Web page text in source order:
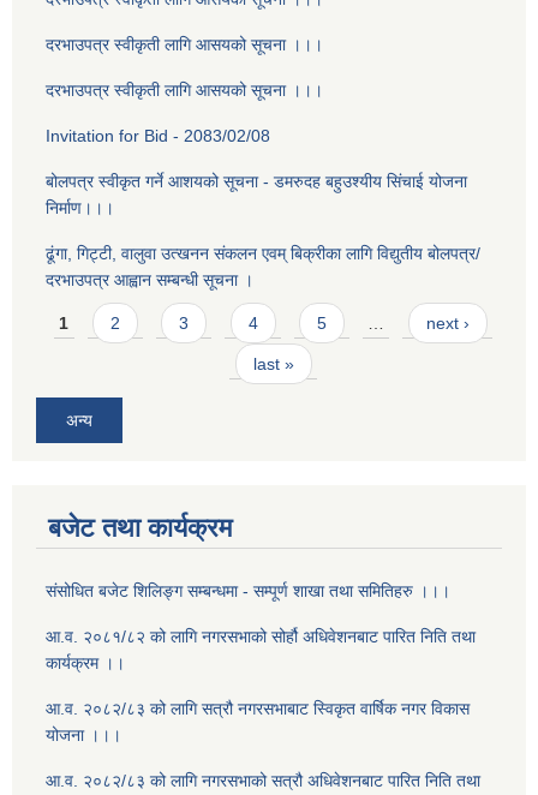
दरभाउपत्र स्वीकृती लागि आसयको सूचना ।।।
दरभाउपत्र स्वीकृती लागि आसयको सूचना ।।।
Invitation for Bid - 2083/02/08
बोलपत्र स्वीकृत गर्ने आशयको सूचना - डमरुदह बहुउश्यीय सिंचाई योजना
निर्माण।।।
ढूंगा, गिट्टी, वालुवा उत्खनन संकलन एवम् बिक्रीका लागि विद्युतीय बोलपत्र/
दरभाउपत्र आह्वान सम्बन्धी सूचना ।
Pages
1 2 3 4 5 … next ›
last »
अन्य
बजेट तथा कार्यक्रम
संसोधित बजेट शिलिङ्ग सम्बन्धमा - सम्पूर्ण शाखा तथा समितिहरु ।।।
आ.व. २०८१/८२ को लागि नगरसभाको सोर्हौ अधिवेशनबाट पारित निति तथा
कार्यक्रम ।।
आ.व. २०८२/८३ को लागि सत्रौ नगरसभाबाट स्विकृत वार्षिक नगर विकास
योजना ।।।
आ.व. २०८२/८३ को लागि नगरसभाको सत्रौ अधिवेशनबाट पारित निति तथा